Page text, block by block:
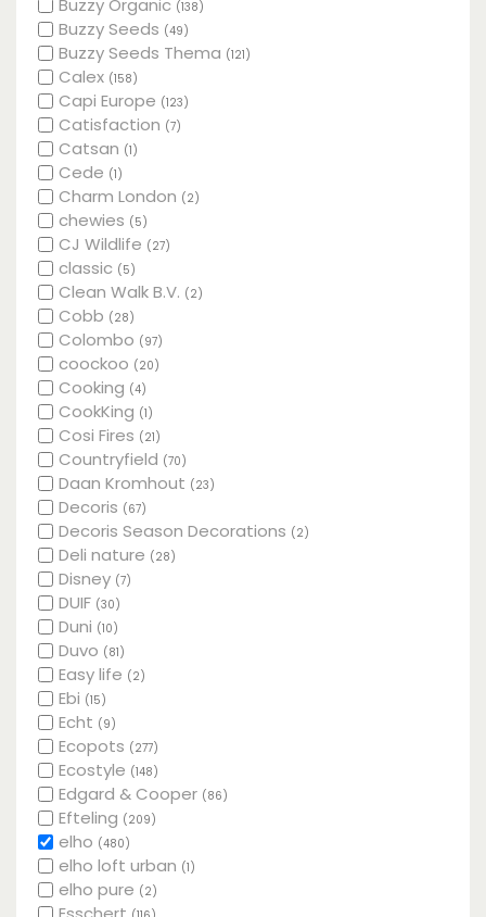
Buzzy Organic (138)
Buzzy Seeds (49)
Buzzy Seeds Thema (121)
Calex (158)
Capi Europe (123)
Catisfaction (7)
Catsan (1)
Cede (1)
Charm London (2)
chewies (5)
CJ Wildlife (27)
classic (5)
Clean Walk B.V. (2)
Cobb (28)
Colombo (97)
coockoo (20)
Cooking (4)
CookKing (1)
Cosi Fires (21)
Countryfield (70)
Daan Kromhout (23)
Decoris (67)
Decoris Season Decorations (2)
Deli nature (28)
Disney (7)
DUIF (30)
Duni (10)
Duvo (81)
Easy life (2)
Ebi (15)
Echt (9)
Ecopots (277)
Ecostyle (148)
Edgard & Cooper (86)
Efteling (209)
elho (480)
elho loft urban (1)
elho pure (2)